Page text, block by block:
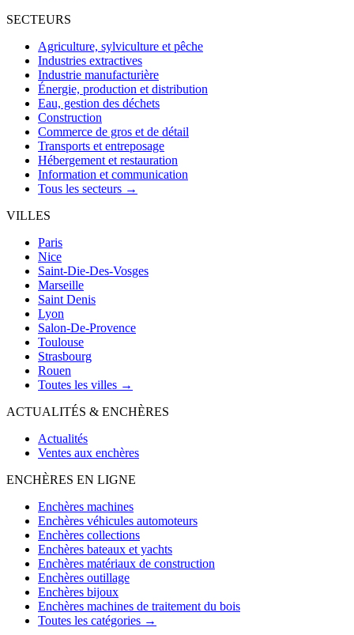
SECTEURS
Agriculture, sylviculture et pêche
Industries extractives
Industrie manufacturière
Énergie, production et distribution
Eau, gestion des déchets
Construction
Commerce de gros et de détail
Transports et entreposage
Hébergement et restauration
Information et communication
Tous les secteurs →
VILLES
Paris
Nice
Saint-Die-Des-Vosges
Marseille
Saint Denis
Lyon
Salon-De-Provence
Toulouse
Strasbourg
Rouen
Toutes les villes →
ACTUALITÉS & ENCHÈRES
Actualités
Ventes aux enchères
ENCHÈRES EN LIGNE
Enchères machines
Enchères véhicules automoteurs
Enchères collections
Enchères bateaux et yachts
Enchères matériaux de construction
Enchères outillage
Enchères bijoux
Enchères machines de traitement du bois
Toutes les catégories →